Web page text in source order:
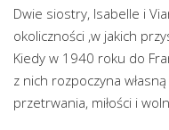
Dwie siostry, Isabelle i
okoliczności ,w jakich
Kiedy w 1940 roku do
z nich rozpoczyna
przetrwania, miłości i